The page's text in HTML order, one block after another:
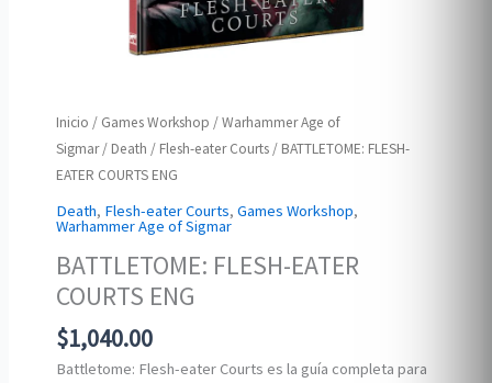
Inicio / Games Workshop /Warhammer Age of
Sigmar/ Death / Flesh-eater Courts / BATTLETOME: FLESH-
EATER COURTS ENG
Death, Flesh-eater Courts,Games Workshop,
Warhammer Age of Sigmar
BATTLETOME: FLESH-EATER
COURTS ENG
$1,040.00
Battletome: Flesh-eater Courts es la guía completa para